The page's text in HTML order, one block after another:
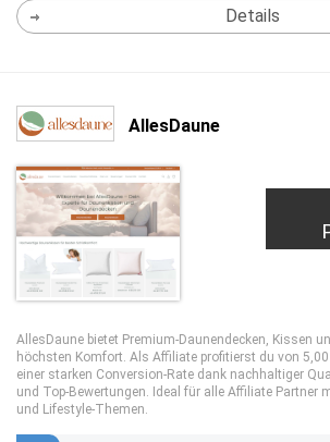
Details
AllesDaune
AllesDaune bietet Premium-Daunendecken, Kissen
höchsten Komfort. Als Affiliate profitierst du von
einer starken Conversion-Rate dank nachhaltiger
und Top-Bewertungen. Ideal für alle Affiliate Partner
und Lifestyle-Themen.